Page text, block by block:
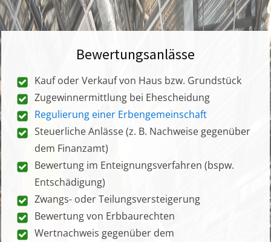
Bewertungsanlässe
Kauf oder Verkauf von Haus bzw. Grundstück
Zugewinnermittlung bei Ehescheidung
Regulierung einer Erbengemeinschaft
Steuerliche Anlässe (z. B. Nachweise gegenüber
dem Finanzamt)
Bewertung im Enteignungsverfahren (bspw.
Entschädigung)
Zwangs- oder Teilungsversteigerung
Bewertung von Erbbaurechten
Wertnachweis gegenüber dem